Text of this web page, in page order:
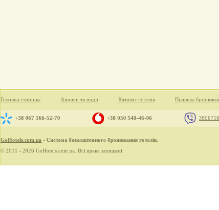
Головна сторінка Анонси та події Каталог готелів Правила
+38 067 166-52-70 +38 050 548-46-06
GoHotels.com.ua - Система безкоштовного бронювання готелів.
© 2011 - 2026 GoHotels.com.ua. Всі права захищені.